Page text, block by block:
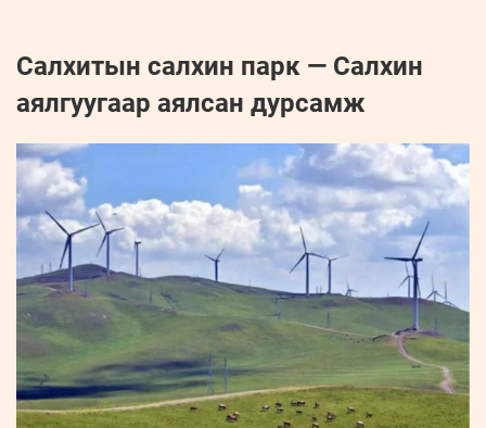
Салхитын салхин парк — Салхин
аялгуугаар аялсан дурсамж